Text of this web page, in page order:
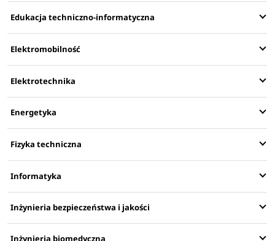
Edukacja techniczno-informatyczna
Elektromobilność
Elektrotechnika
Energetyka
Fizyka techniczna
Informatyka
Inżynieria bezpieczeństwa i jakości
Inżynieria biomedyczna